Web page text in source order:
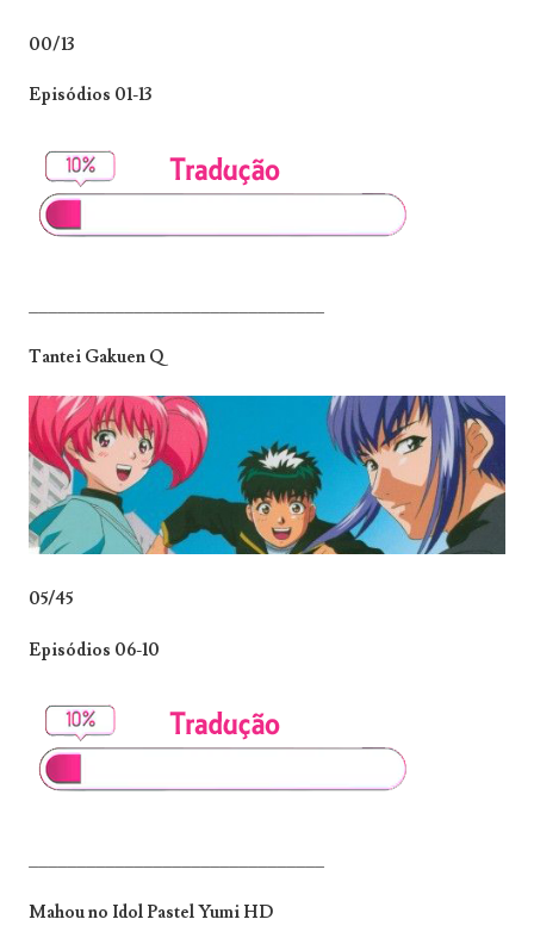
00/13
Episódios 01-13
Tantei Gakuen Q
05/45
Episódios 06-10
_______________________________
Mahou no Idol Pastel Yumi HD